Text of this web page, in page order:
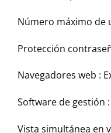
Número máximo de
Protección
Navegadores web :
Software de gestión :
Vista simultánea en